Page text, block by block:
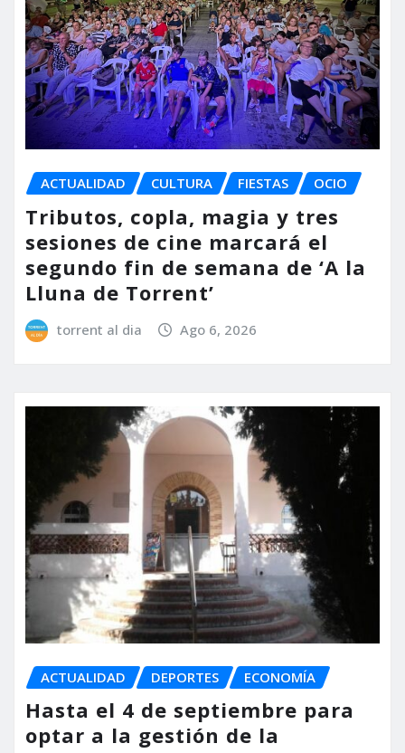
ACTUALIDAD CULTURA FIESTAS OCIO
Tributos, copla, magia y tres
sesiones de cine marcará el
segundo fin de semana de ‘A la
Lluna de Torrent’
torrent al dia Ago 6, 2026
ACTUALIDAD DEPORTES ECONOMÍA
Hasta el 4 de septiembre para
optar a la gestión de la